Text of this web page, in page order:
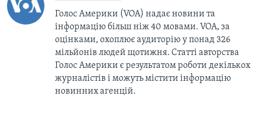
Голос Америки (VOA) надає новини та
інформацію більш ніж 40 мовами. VOA, за
оцінками, охоплює аудиторію у понад 326
мільйонів людей щотижня. Статті авторства
Голос Америки є результатом роботи декількох
журналістів і можуть містити інформацію
новинних агенцій.